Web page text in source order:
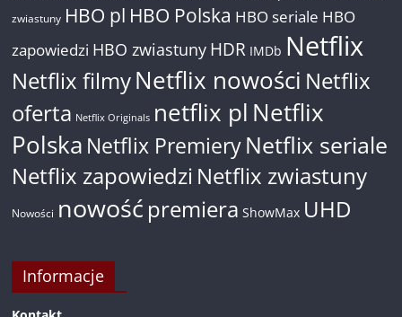
zwiastuny HBO pl HBO Polska HBO seriale HBO
zapowiedzi HBO zwiastuny HDR IMDb Netflix
Netflix filmyNetflix nowości Netflix
oferta Netflix Originals netflix pl Netflix
Polska Netflix PremieryNetflix seriale
Netflix zapowiedzi Netflix zwiastuny
Nowości nowość premiera ShowMax UHD
Informacje